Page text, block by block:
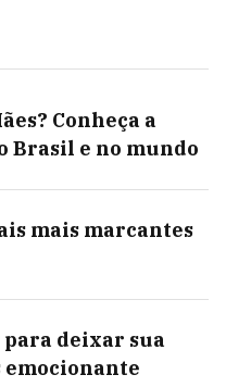
Conheça a
Brasil e no mundo
mais marcantes
para deixar sua
emocionante